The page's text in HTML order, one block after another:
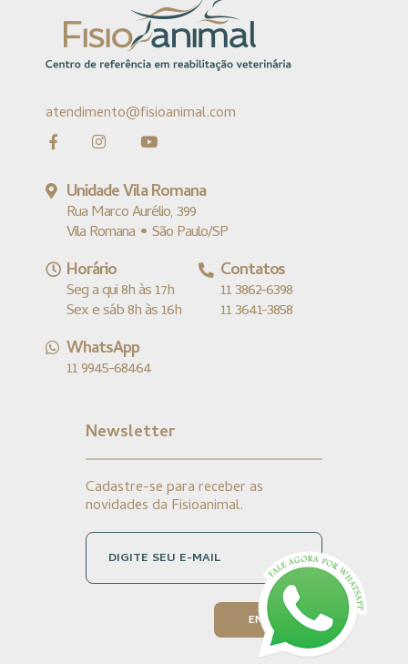
atendimento@fisioanimal.com
Unidade Vila Romana
Rua Marco Aurélio, 399
Vila Romana • São Paulo/SP
Horário
Seg a qui 8h às 17h
Sex e sáb 8h às 16h
Contatos
11 3862-6398
11 3641-3858
WhatsApp
11 9945-68464
Newsletter
Cadastre-se para receber as
novidades da Fisioanimal.
DIGITE SEU E-MAIL
ENVIAR